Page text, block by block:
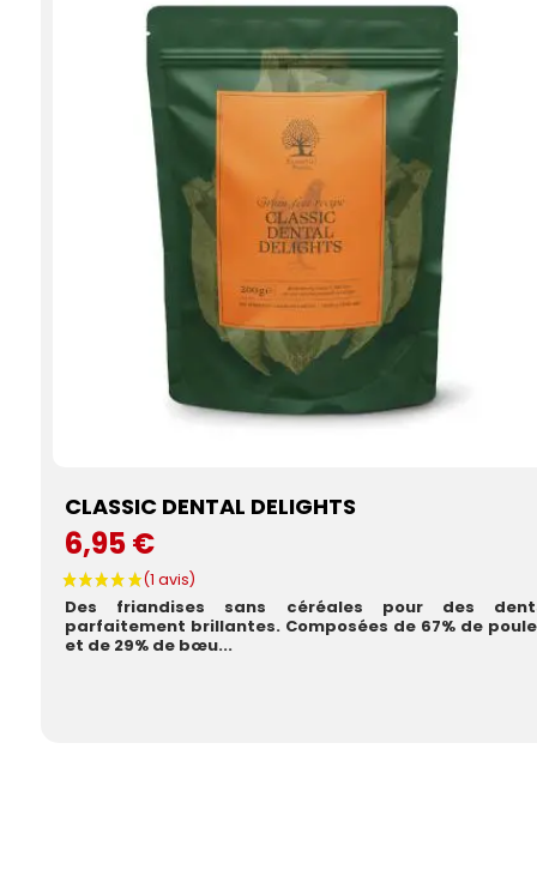
CLASSIC DENTAL DELIGHTS
6,95 €
Des friandises sans céréales pour des
parfaitement brillantes. Composées de 67% de
et de 29% de bœu...